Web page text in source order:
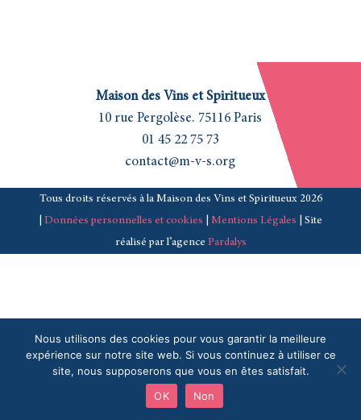
Maison des Vins et Spiritueux
10 rue Pergolèse. 75116 Paris
01 45 22 75 73
contact@m-v-s.org
Tous droits réservés à la Maison des Vins et Spiritueux 2026
Données personnelles et cookies Mentions Légales | Site
réalisé par l’agence Pardalys
Nous utilisons des cookies pour vous garantir la meilleure
expérience sur notre site web. Si vous continuez à utiliser ce
site, nous supposerons que vous en êtes satisfait.
OK
Non